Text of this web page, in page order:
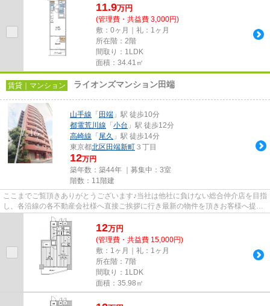
11.9万円
(管理費・共益費 3,000円)
敷：0ヶ月｜礼：1ヶ月
所在階：2階
間取り：1LDK
面積：34.41㎡
賃貸｜マンション ライオンズマンション田端
山手線 「 田端 」駅 徒歩10分
都電荒川線 「 小台 」駅 徒歩12分
高崎線 「 尾久 」駅 徒歩14分
東京都北区 田端新町 ３丁目
12万円
築年数：築44年 ｜募集中： 3室
階数：11階建
ここまでご覧頂きありがとうございます♪当社は他社に負けない総合仲介店を目指
し、各沿線の各不動産会社様へ直接ご挨拶に行き最新の物件を頂きお客様へ提供
しております！最新の情報は...
12万円
(管理費・共益費 15,000円)
敷：1ヶ月｜礼：1ヶ月
所在階：7階
間取り：1LDK
面積：35.98㎡